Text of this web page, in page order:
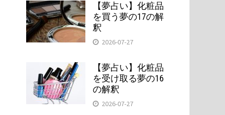
【夢占い】化粧品
を買う夢の17の解
釈
2026-07-27
【夢占い】化粧品
を受け取る夢の16
の解釈
2026-07-27